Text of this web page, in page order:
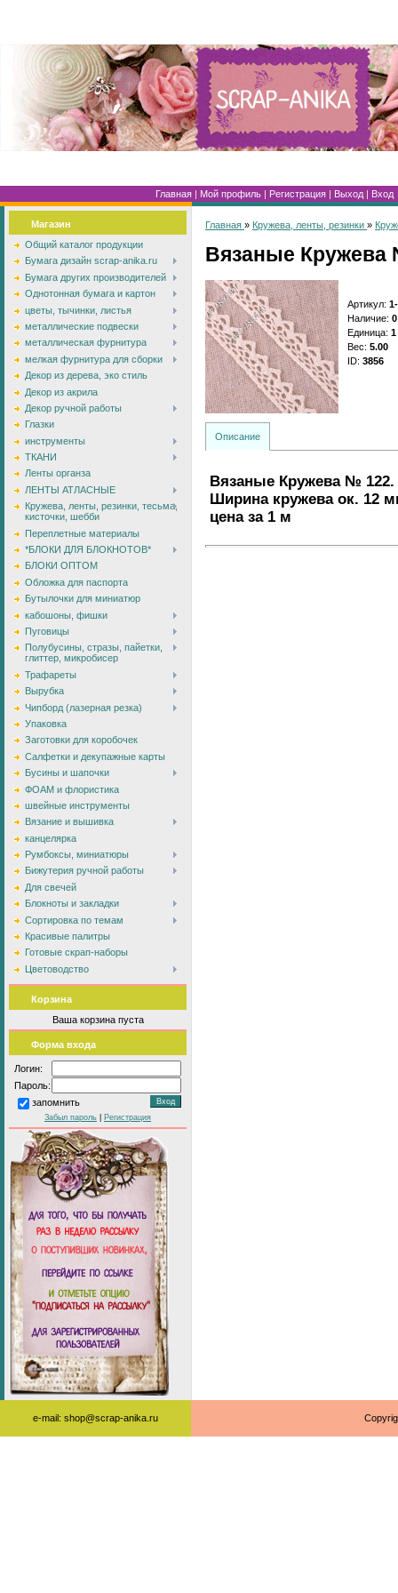
Главная| Мой профиль| Регистрация | Выход| Вход
Магазин
Общий каталог продукции
Бумага дизайн scrap-anika.ru
Бумага других производителей
Однотонная бумага и картон
цветы, тычинки, листья
металлические подвески
металлическая фурнитура
мелкая фурнитура для сборки
Декор из дерева, эко стиль
Декор из акрила
Декор ручной работы
Глазки
инструменты
ТКАНИ
Ленты органза
ЛЕНТЫ АТЛАСНЫЕ
Кружева, ленты, резинки, тесьма,
кисточки, шебби
Переплетные материалы
*БЛОКИ ДЛЯ БЛОКНОТОВ*
БЛОКИ ОПТОМ
Обложка для паспорта
Бутылочки для миниатюр
кабошоны, фишки
Пуговицы
Полубусины, стразы, пайетки,
глиттер, микробисер
Трафареты
Вырубка
Чипборд (лазерная резка)
Упаковка
Заготовки для коробочек
Салфетки и декупажные карты
Бусины и шапочки
ФОАМ и флористика
швейные инструменты
Вязание и вышивка
канцелярка
Румбоксы, миниатюры
Бижутерия ручной работы
Для свечей
Блокноты и закладки
Сортировка по темам
Красивые палитры
Готовые скрап-наборы
Цветоводство
Корзина
Ваша корзина пуста
Форма входа
Логин:
Пароль:
запомнить
Забыл пароль Регистрация
Главная » Кружева, ленты, резинки »
Вязаные Кружева
Артикул:
Наличие: 0
Единица:
Вес: 5.00
ID: 3856
Описание
Вязаные Кружева №
Ширина кружева ок. 12
цена за 1 м
e-mail: shop@scrap-anika.ru